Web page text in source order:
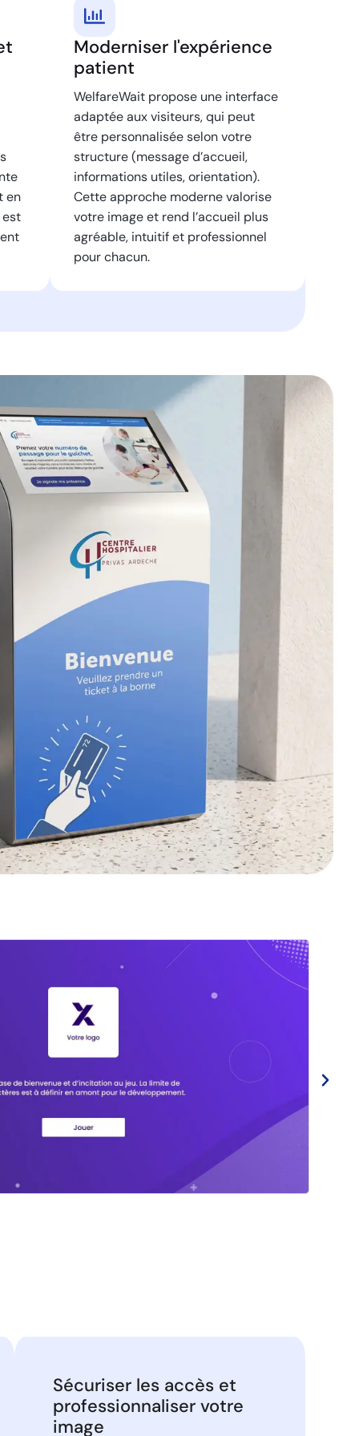
en
est
Moderniser l'expérience
patient
WelfareWait propose une interface
adaptée aux visiteurs, qui peut
être personnalisée selon votre
structure (message d’accueil,
informations utiles, orientation).
Cette approche moderne valorise
votre image et rend l’accueil plus
agréable, intuitif et professionnel
pour chacun.
Sécuriser les accès et
professionnaliser votre
image